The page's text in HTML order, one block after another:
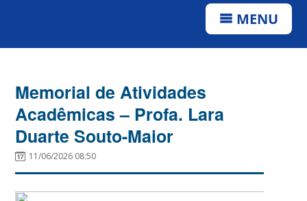
MENU
Memorial de Atividades
Acadêmicas – Profa. Lara
Duarte Souto-Maior
11/06/2026 08:50